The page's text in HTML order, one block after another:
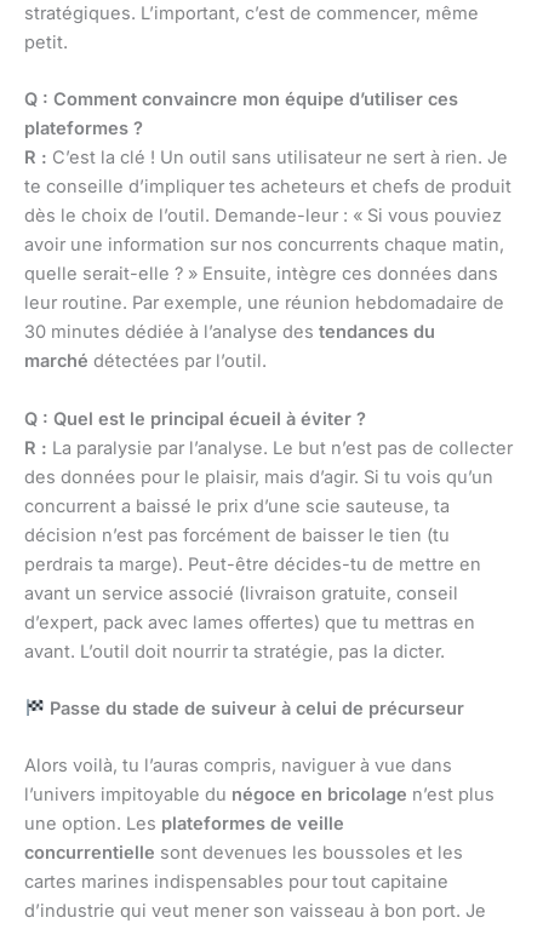
stratégiques. L’important, c’est de commencer, même
petit.
Q : Comment convaincre mon équipe d’utiliser ces
plateformes ?
R : C’est la clé ! Un outil sans utilisateur ne sert à rien. Je
te conseille d’impliquer tes acheteurs et chefs de produit
dès le choix de l’outil. Demande-leur : « Si vous pouviez
avoir une information sur nos concurrents chaque matin,
quelle serait-elle ? » Ensuite, intègre ces données dans
leur routine. Par exemple, une réunion hebdomadaire de
30 minutes dédiée à l’analyse des tendances du
marché détectées par l’outil.
Q : Quel est le principal écueil à éviter ?
R : La paralysie par l’analyse. Le but n’est pas de collecter
des données pour le plaisir, mais d’agir. Si tu vois qu’un
concurrent a baissé le prix d’une scie sauteuse, ta
décision n’est pas forcément de baisser le tien (tu
perdrais ta marge). Peut-être décides-tu de mettre en
avant un service associé (livraison gratuite, conseil
d’expert, pack avec lames offertes) que tu mettras en
avant. L’outil doit nourrir ta stratégie, pas la dicter.
Passe du stade de suiveur à celui de précurseur
Alors voilà, tu l’auras compris, naviguer à vue dans
l’univers impitoyable du négoce en bricolage n’est plus
une option. Les plateformes de veille
concurrentielle sont devenues les boussoles et les
cartes marines indispensables pour tout capitaine
d’industrie qui veut mener son vaisseau à bon port. Je